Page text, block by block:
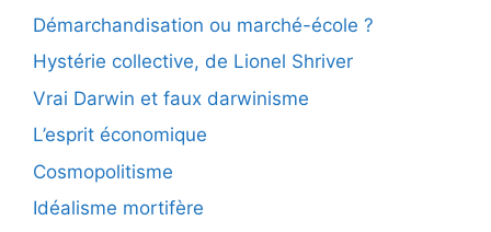
Démarchandisation ou marché-école ?
Hystérie collective, de Lionel Shriver
Vrai Darwin et faux darwinisme
L’esprit économique
Cosmopolitisme
Idéalisme mortifère